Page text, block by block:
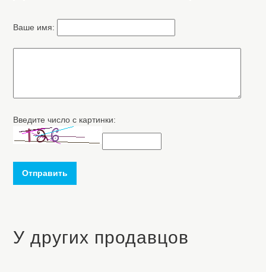
Ваше имя:
Введите число с картинки:
Отправить
У других продавцов